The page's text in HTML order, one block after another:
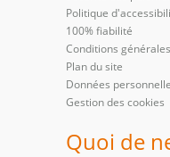
Politique
100% fiabilité
Conditions
Plan du site
Données
Gestion des cookies
Quoi de